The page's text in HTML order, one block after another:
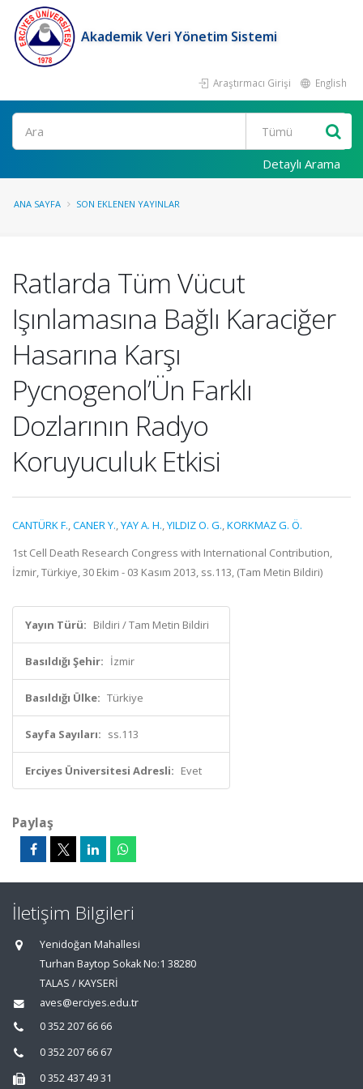
Akademik Veri Yönetim Sistemi
Araştırmacı Girişi English
Ara
Detaylı Arama
ANA SAYFA SON EKLENEN YAYINLAR
Ratlarda Tüm Vücut
Işınlamasına Bağlı Karaciğer
Hasarına Karşı
Pycnogenol’Ün Farklı
Dozlarının Radyo
Koruyuculuk Etkisi
CANTÜRK F.,CANER Y.,YAY A. H.,YILDIZ O. G.,KORKMAZ G. Ö.
1st Cell Death Research Congress with International Contribution,
İzmir, Türkiye, 30 Ekim - 03 Kasım 2013, ss.113, (Tam Metin Bildiri)
Yayın Türü: Bildiri / Tam Metin Bildiri
Basıldığı Şehir: İzmir
Basıldığı Ülke: Türkiye
Sayfa Sayıları: ss.113
Erciyes Üniversitesi Adresli: Evet
Paylaş
İletişim Bilgileri
Yenidoğan Mahallesi
Turhan Baytop Sokak No:1 38280
TALAS / KAYSERİ
aves@erciyes.edu.tr
0 352 207 66 66
0 352 207 66 67
0 352 437 49 31